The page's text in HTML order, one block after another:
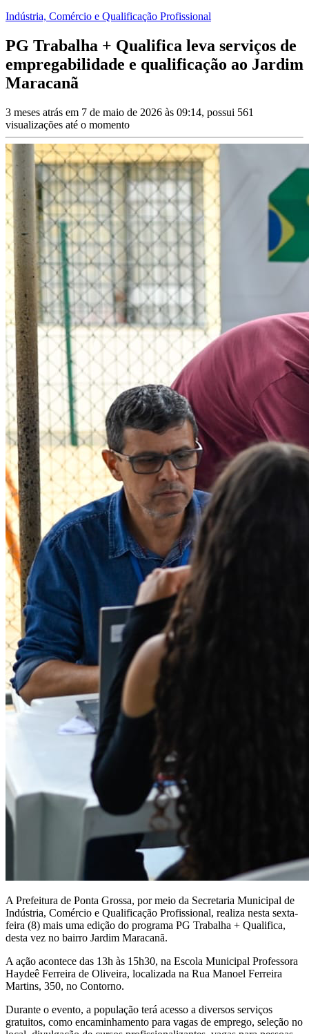
Indústria, Comércio e Qualificação Profissional
PG Trabalha + Qualifica leva serviços de
empregabilidade e qualificação ao Jardim
Maracanã
3 meses atrás em 7 de maio de 2026 às 09:14, possui 561
visualizações até o momento
A Prefeitura de Ponta Grossa, por meio da Secretaria Municipal de
Indústria, Comércio e Qualificação Profissional, realiza nesta sexta-
feira (8) mais uma edição do programa PG Trabalha + Qualifica,
desta vez no bairro Jardim Maracanã.
A ação acontece das 13h às 15h30, na Escola Municipal Professora
Haydeê Ferreira de Oliveira, localizada na Rua Manoel Ferreira
Martins, 350, no Contorno.
Durante o evento, a população terá acesso a diversos serviços
gratuitos, como encaminhamento para vagas de emprego, seleção no